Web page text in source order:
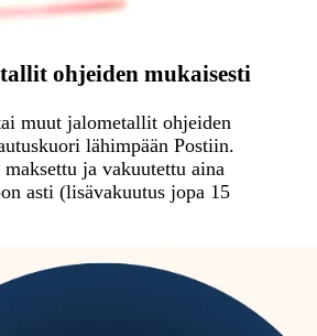
ohjeiden mukaisesti
muut jalometallit ohjeiden
lähimpään Postiin.
ja vakuutettu aina
asti (lisävakuutus jopa 15